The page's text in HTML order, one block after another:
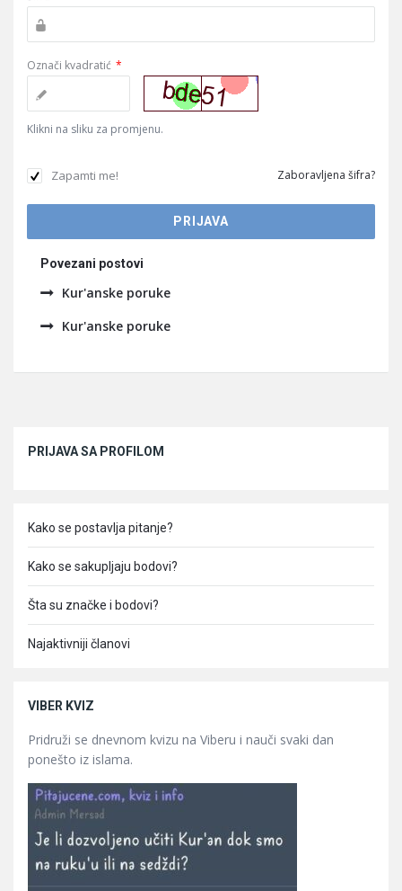
Označi kvadratić *
Klikni na sliku za promjenu.
Zapamti me! Zaboravljena šifra?
Povezani postovi
Kur'anske poruke
Kur'anske poruke
PRIJAVA SA PROFILOM
Kako se postavlja pitanje?
Kako se sakupljaju bodovi?
Šta su značke i bodovi?
Najaktivniji članovi
VIBER KVIZ
Pridruži se dnevnom kvizu na Viberu i nauči svaki dan
ponešto iz islama.